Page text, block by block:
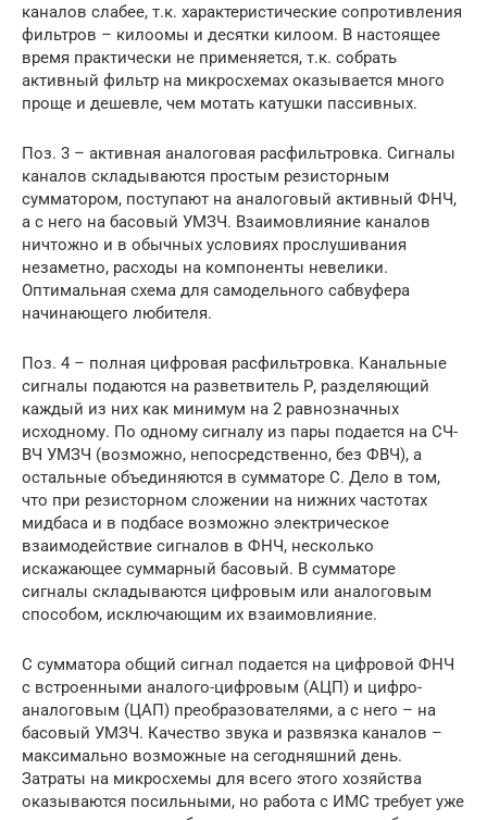
каналов слабее, т.к. характеристические сопротивления
фильтров – килоомы и десятки килоом. В настоящее
время практически не применяется, т.к. собрать
активный фильтр на микросхемах оказывается много
проще и дешевле, чем мотать катушки пассивных.
Поз. 3 – активная аналоговая расфильтровка. Сигналы
каналов складываются простым резисторным
сумматором, поступают на аналоговый активный ФНЧ,
а с него на басовый УМЗЧ. Взаимовлияние каналов
ничтожно и в обычных условиях прослушивания
незаметно, расходы на компоненты невелики.
Оптимальная схема для самодельного сабвуфера
начинающего любителя.
Поз. 4 – полная цифровая расфильтровка. Канальные
сигналы подаются на разветвитель Р, разделяющий
каждый из них как минимум на 2 равнозначных
исходному. По одному сигналу из пары подается на СЧ-
ВЧ УМЗЧ (возможно, непосредственно, без ФВЧ), а
остальные объединяются в сумматоре С. Дело в том,
что при резисторном сложении на нижних частотах
мидбаса и в подбасе возможно электрическое
взаимодействие сигналов в ФНЧ, несколько
искажающее суммарный басовый. В сумматоре
сигналы складываются цифровым или аналоговым
способом, исключающим их взаимовлияние.
С сумматора общий сигнал подается на цифровой ФНЧ
с встроенными аналого-цифровым (АЦП) и цифро-
аналоговым (ЦАП) преобразователями, а с него – на
басовый УМЗЧ. Качество звука и развязка каналов –
максимально возможные на сегодняшний день.
Затраты на микросхемы для всего этого хозяйства
оказываются посильными, но работа с ИМС требует уже